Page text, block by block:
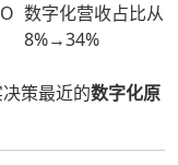
数字化营收占比从
8%→34%
策最近的数字化原